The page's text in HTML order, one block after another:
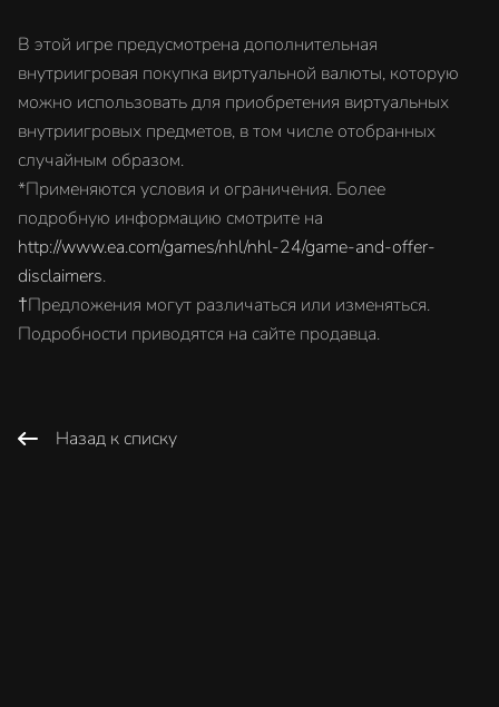
В этой игре предусмотрена дополнительная
внутриигровая покупка виртуальной валюты, которую
можно использовать для приобретения виртуальных
внутриигровых предметов, в том числе отобранных
случайным образом.
*Применяются условия и ограничения. Более
подробную информацию смотрите на
http://www.ea.com/games/nhl/nhl-24/game-and-offer-
disclaimers.
†Предложения могут различаться или изменяться.
Подробности приводятся на сайте продавца.
Назад к списку